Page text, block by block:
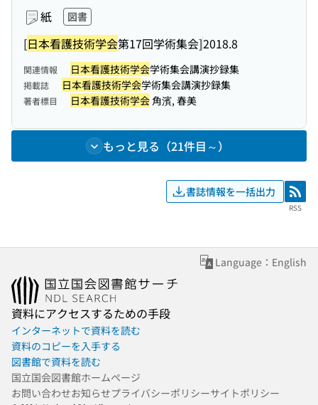
紙 図書
[日本看護技術学会第17回学術集会]2018.8
関連情報 日本看護技術学会学術集会講演抄録集
掲載誌 日本看護技術学会学術集会講演抄録集
著者標目 日本看護技術学会 角濱, 春美
もっと見る（21件目～）
書誌情報を一括出力 RSS
RSS
Language：English
資料にアクセスするための手段
インターネットで資料を読む
資料のコピーを入手する
図書館で資料を読む
国立国会図書館ホームページ
お問い合わせお知らせプライバシーポリシーサイトポリシー